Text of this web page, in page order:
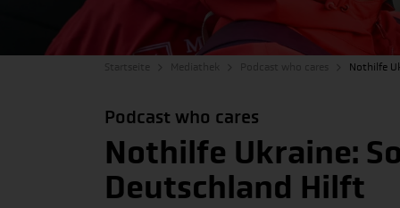
Nothilfe
Podcast who cares
Nothilfe Ukraine:
Deutschland Hilft